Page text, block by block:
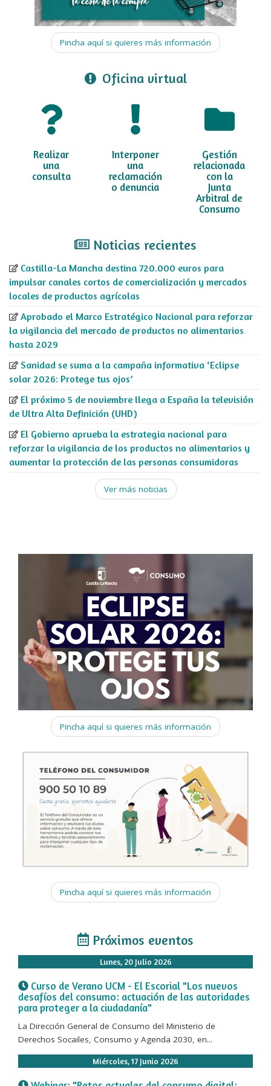
Pincha aquí si quieres más información
Oficina virtual
Realizar
una
consulta
Interponer
una
reclamación
o denuncia
Gestión
relacionada
con la
Junta
Arbitral de
Consumo
Noticias recientes
Castilla-La Mancha destina 720.000 euros para
impulsar canales cortos de comercialización y mercados
locales de productos agrícolas
Aprobado el Marco Estratégico Nacional para reforzar
la vigilancia del mercado de productos no alimentarios
hasta 2029
Sanidad se suma a la campaña informativa ‘Eclipse
solar 2026: Protege tus ojos’
El próximo 5 de noviembre llega a España la televisión
de Ultra Alta Definición (UHD)
El Gobierno aprueba la estrategia nacional para
reforzar la vigilancia de los productos no alimentarios y
aumentar la protección de las personas consumidoras
Ver más noticias
Pincha aquí si quieres más información
Pincha aquí si quieres más información
Próximos eventos
Lunes, 20 Julio 2026
Curso de Verano UCM - El Escorial "Los nuevos
desafíos del consumo: actuación de las autoridades
para proteger a la ciudadanía"
La Dirección General de Consumo del Ministerio de
Derechos Socailes, Consumo y Agenda 2030, en...
Miércoles, 17 Junio 2026